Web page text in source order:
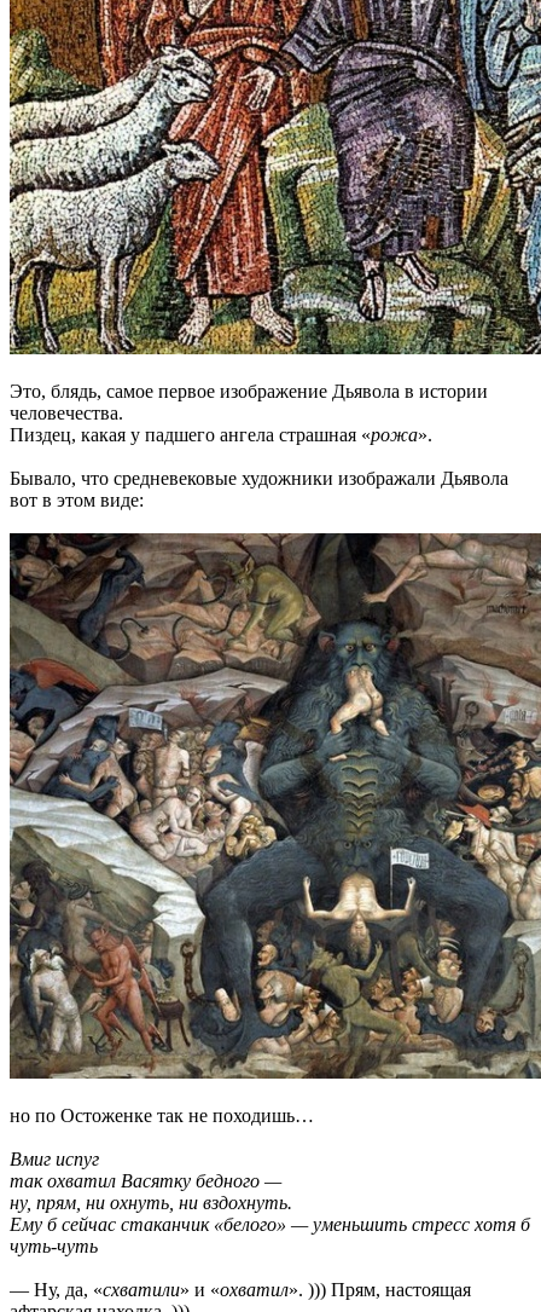
Это, блядь, самое первое изображение Дьявола в истории
человечества.
Пиздец, какая у падшего ангела страшная «рожа».
Бывало, что средневековые художники изображали Дьявола
вот в этом виде:
но по Остоженке так не походишь…
Вмиг испуг
так охватил Васятку бедного —
ну, прям, ни охнуть, ни вздохнуть.
Ему б сейчас стаканчик «белого» — уменьшить стресс хотя б
чуть-чуть
— Ну, да, «схватили» и «охватил». ))) Прям, настоящая